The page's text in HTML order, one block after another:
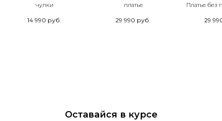
чулки
14 990 руб.
платье
29 990 руб.
Платье
29
Оставайся в курсе